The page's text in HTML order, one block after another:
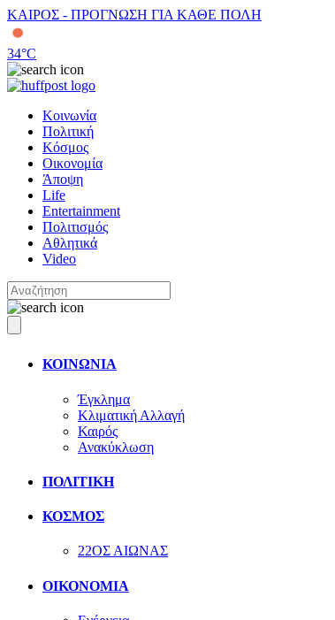
ΚΑΙΡΟΣ - ΠΡΟΓΝΩΣΗ ΓΙΑ ΚΑΘΕ ΠΟΛΗ
34°C
Κοινωνία
Πολιτική
Κόσμος
Οικονομία
Άποψη
Life
Entertainment
Πολιτισμός
Αθλητικά
Video
ΚΟΙΝΩΝΙΑ
Έγκλημα
Κλιματική Αλλαγή
Καιρός
Ανακύκλωση
ΠΟΛΙΤΙΚΗ
ΚΟΣΜΟΣ
22ΟΣ ΑΙΩΝΑΣ
ΟΙΚΟΝΟΜΙΑ